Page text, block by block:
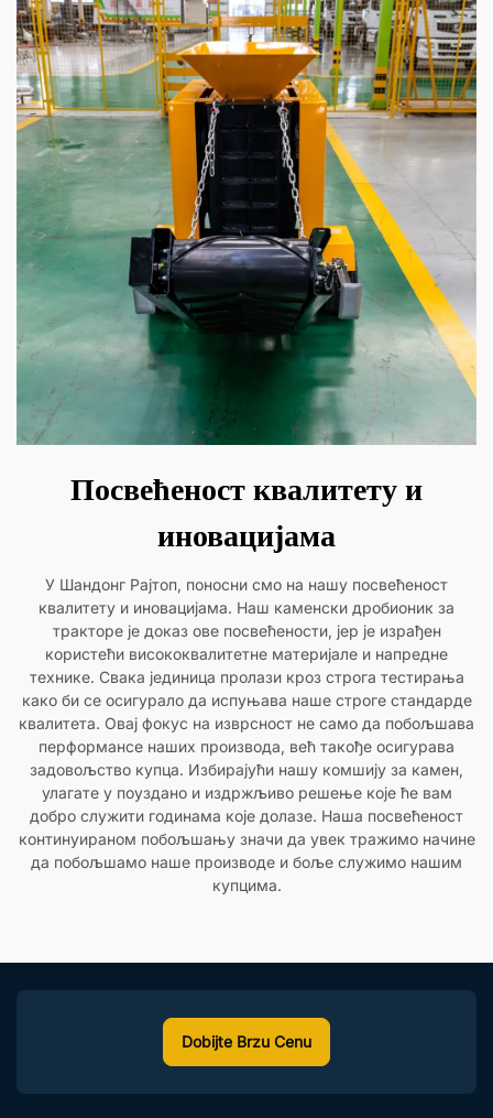
Посвећеност квалитету и
иновацијама
У Шандонг Рајтоп, поносни смо на нашу посвећеност
квалитету и иновацијама. Наш каменски дробионик за
тракторе је доказ ове посвећености, јер је израђен
користећи висококвалитетне материјале и напредне
технике. Свака јединица пролази кроз строга тестирања
како би се осигурало да испуњава наше строге стандарде
квалитета. Овај фокус на изврсност не само да побољшава
перформансе наших производа, већ такође осигурава
задовољство купца. Избирајући нашу комшију за камен,
улагате у поуздано и издржљиво решење које ће вам
добро служити годинама које долазе. Наша посвећеност
континуираном побољшању значи да увек тражимо начине
да побољшамо наше производе и боље служимо нашим
купцима.
Dobijte Brzu Cenu